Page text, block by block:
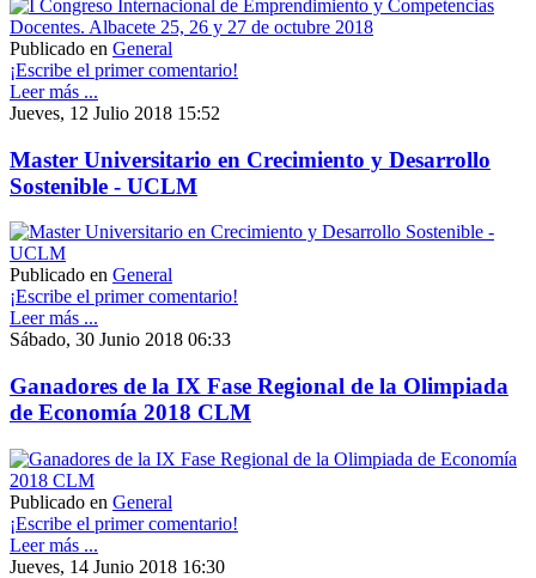
Publicado en General
¡Escribe el primer comentario!
Leer más ...
Jueves, 12 Julio 2018 15:52
Master Universitario en Crecimiento y Desarrollo
Sostenible - UCLM
Publicado en General
¡Escribe el primer comentario!
Leer más ...
Sábado, 30 Junio 2018 06:33
Ganadores de la IX Fase Regional de la Olimpiada
de Economía 2018 CLM
Publicado en General
¡Escribe el primer comentario!
Leer más ...
Jueves, 14 Junio 2018 16:30